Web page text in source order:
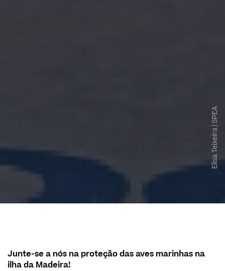
Elisa Teixeira | SPEA
Junte-se a nós na proteção das aves marinhas na
ilha da Madeira!